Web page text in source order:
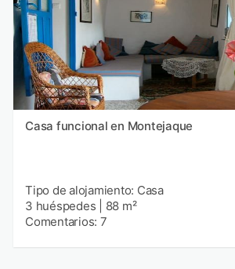
Casa funcional en Montejaque
Tipo de alojamiento: Casa
3 huéspedes
88 m²
Comentarios: 7